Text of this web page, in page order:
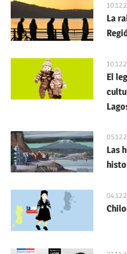
La
El
Las